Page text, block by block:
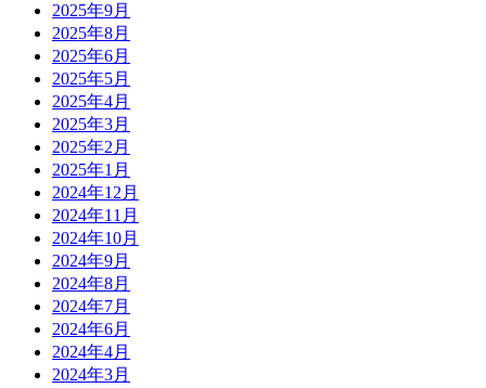
2025年9月
2025年8月
2025年6月
2025年5月
2025年4月
2025年3月
2025年2月
2025年1月
2024年12月
2024年11月
2024年10月
2024年9月
2024年8月
2024年7月
2024年6月
2024年4月
2024年3月